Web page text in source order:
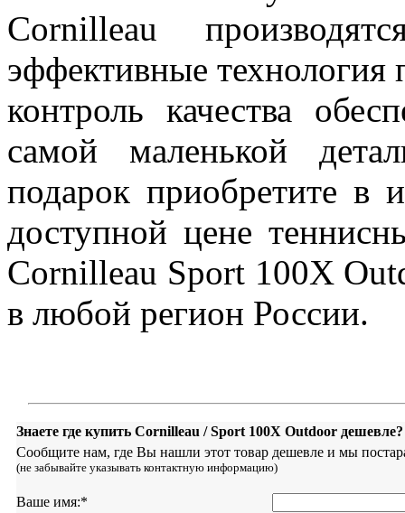
Cornilleau
эффективные технология
контроль качества
самой маленькой
подарок приобретите в
доступной цене
Cornilleau Sport 100X
в любой регион России.
Знаете где купить Cornilleau / Sport 100X Outdoor
Сообщите нам, где Вы нашли этот товар дешевле и мы
(не забывайте указывать контактную информацию)
Ваше имя:*